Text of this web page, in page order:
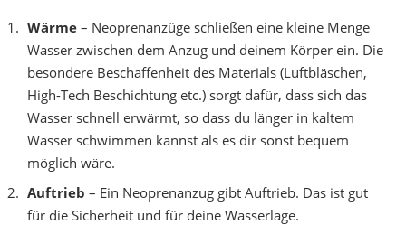
Wärme – Neoprenanzüge schließen eine kleine Menge
Wasser zwischen dem Anzug und deinem Körper ein. Die
besondere Beschaffenheit des Materials (Luftbläschen,
High-Tech Beschichtung etc.) sorgt dafür, dass sich das
Wasser schnell erwärmt, so dass du länger in kaltem
Wasser schwimmen kannst als es dir sonst bequem
möglich wäre.
Auftrieb – Ein Neoprenanzug gibt Auftrieb. Das ist gut
für die Sicherheit und für deine Wasserlage.